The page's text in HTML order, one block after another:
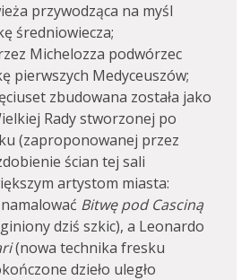
przywodząca na myśl
średniowiecza;
Michelozza podwórzec
pierwszych Medyceuszów;
zbudowana została jako
Rady stworzonej po
(zaproponowanej przez
ścian tej sali
artystom miasta:
namalować Bitwę pod Casciną
dziś szkic), a Leonardo
(nowa technika fresku
dzieło uległo